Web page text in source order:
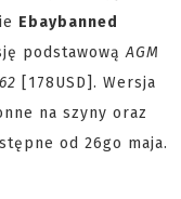
Ebaybanned
podstawowąAGM
[178USD]. Wersja
na szyny oraz
od 26go maja.